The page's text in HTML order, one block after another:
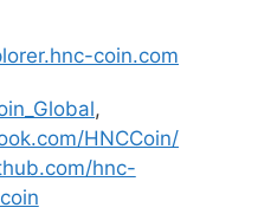
coin.com
,
HNCCoin/
hnc-